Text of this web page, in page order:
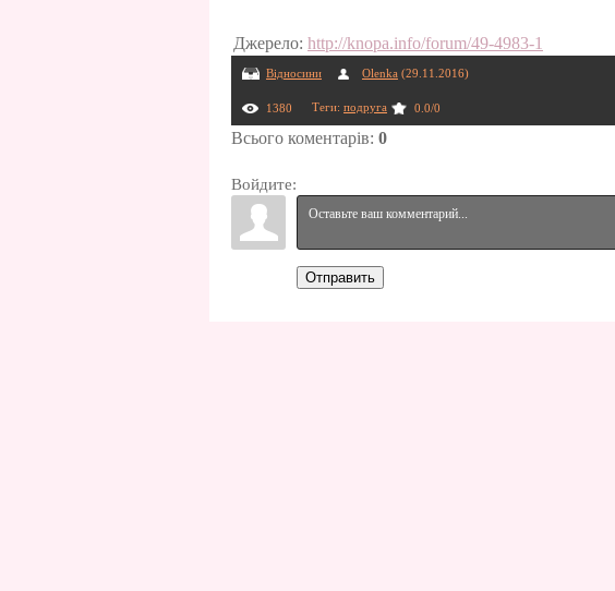
Джерело: http://knopa.info/forum/49-4983-1
Відносини Olenka (29.11.2016)
1380 Теги: подруга 0.0/0
Всього коментарів: 0
Войдите:
Отправить